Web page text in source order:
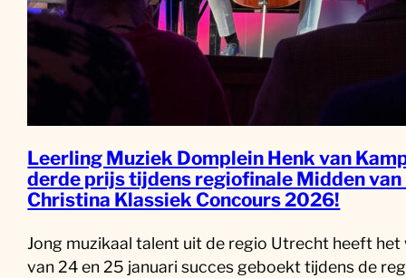
Leerling Muziek Domplein Henk van
derde prijs tijdens regiofinale Midden van
Christina Klassiek Concours 2026!
Jong muzikaal talent uit de regio Utrecht heeft het
van 24 en 25 januari succes geboekt tijdens de